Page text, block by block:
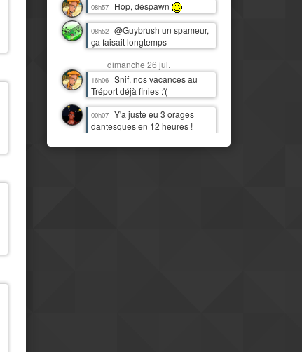
08h57 Hop, déspawn
08h52
@Guybrush un spameur,
ça faisait longtemps
dimanche 26 jul.
16h06
Snif, nos vacances au
Tréport déjà finies :'(
00h07
Y'a juste eu 3 orages
dantesques en 12 heures !
quand c'était juste de la pluie !